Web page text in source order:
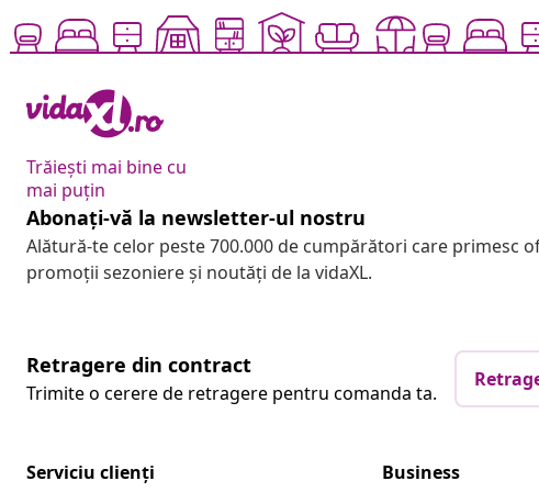
Trăiești mai bine cu
mai puțin
Abonați-vă la newsletter-ul nostru
Alătură-te celor peste 700.000 de cumpărători care primesc
promoții sezoniere și noutăți de la vidaXL.
Retragere din contract
Trimite o cerere de retragere pentru comanda ta.
Serviciu clienți Business